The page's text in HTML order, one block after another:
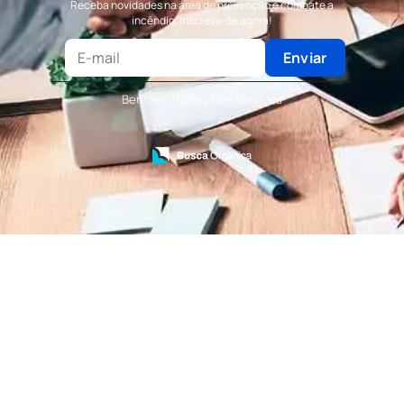
Terceirização de Portaria
Terceirização de Recepção
Terceirização de Recepcionista
Terceirização de Serviços de Recepcionistas
Treinamento de Bombeiro Civil
Treinamento de Bombeiros
Treinamento de Brigada
Treinamento de Brigada de Emergência
Treinamento de Brigada de Incêndio
Treinamento de Brigada de Incêndio Valor
Treinamento de Brigadista de Incêndio
Treinamento de Combate a Incêndio NR 23
Receba novidades na área de prevenção e combate a
incêndio. Inscreva-se agora!
Enviar
Benfire - Proteção e Serviços